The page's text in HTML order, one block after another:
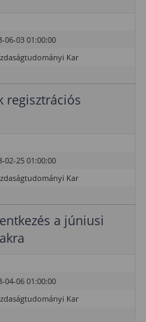
06-03 01:00:00
Kar
regisztrációs
02-25 01:00:00
Kar
a júniusi
04-06 01:00:00
Kar